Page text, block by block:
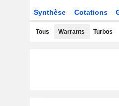
Synthèse Cotations
Tous Warrants Turbos